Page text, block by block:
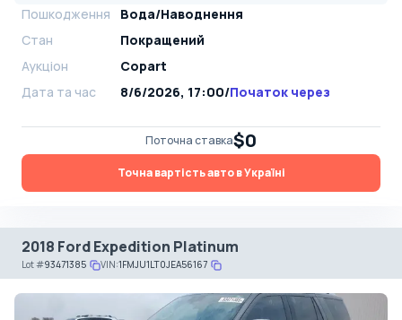
Пошкодження
Вода/Наводнення
Стан
Покращений
Аукціон
Copart
Дата та час
8/6/2026, 17:00/Початок через
Поточна ставка$0
Точна вартість авто в Україні
2018 Ford Expedition Platinum
Lot#93471385 VIN:1FMJU1LT0JEA56167